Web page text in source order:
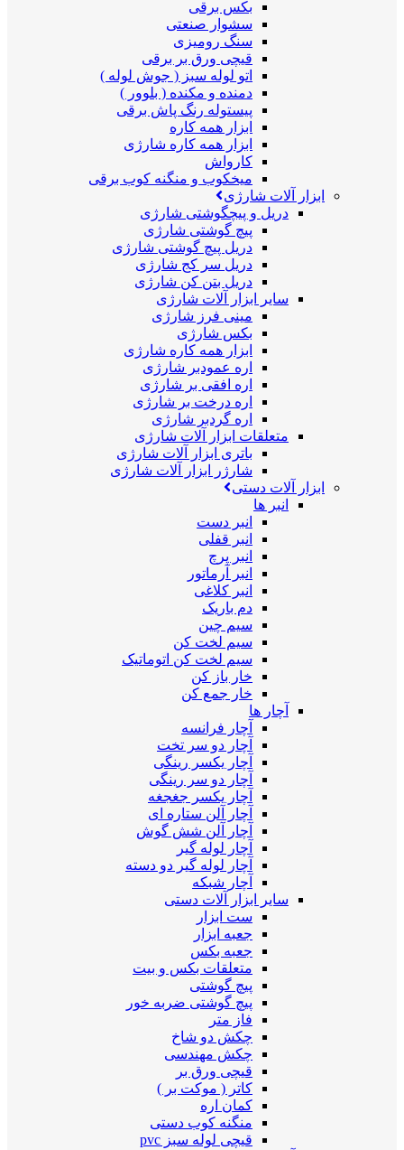
بکس برقی
سشوار صنعتی
سنگ رومیزی
قیچی ورق بر برقی
اتو لوله سبز ( جوش لوله )
دمنده و مکنده ( بلوور )
پیستوله رنگ پاش برقی
ابزار همه کاره
ابزار همه کاره شارژی
کارواش
میخکوب و منگنه کوب برقی
ابزار آلات شارژی
دریل و پیچگوشتی شارژی
پیچ گوشتی شارژی
دریل پیچ گوشتی شارژی
دریل سر کج شارژی
دریل بتن کن شارژی
سایر ابزار آلات شارژی
مینی فرز شارژی
بکس شارژی
ابزار همه کاره شارژی
اره عمودبر شارژی
اره افقی بر شارژی
اره درخت بر شارژی
اره گردبر شارژی
متعلقات ابزار آلات شارژی
باتری ابزار آلات شارژی
شارژر ابزار آلات شارژی
ابزار آلات دستی
انبر ها
انبر دست
انبر قفلی
انبر پرچ
انبر آرماتور
انبر کلاغی
دم باریک
سیم چین
سیم لخت کن
سیم لخت کن اتوماتیک
خار باز کن
خار جمع کن
آچار ها
آچار فرانسه
آچار دو سر تخت
آچار یکسر رینگی
آچار دو سر رینگی
آچار یکسر جغجغه
آچار آلن ستاره ای
آچار آلن شش گوش
آچار لوله گیر
آچار لوله گیر دو دسته
آچار شبکه
سایر ابزار آلات دستی
ست ابزار
جعبه ابزار
جعبه بکس
متعلقات بکس و بیت
پیچ گوشتی
پیچ گوشتی ضربه خور
فاز متر
چکش دو شاخ
چکش مهندسی
قیچی ورق بر
کاتر ( موکت بر )
کمان اره
منگنه کوب دستی
قیچی لوله سبز pvc